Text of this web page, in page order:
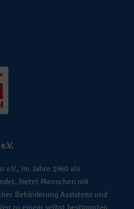
e.V., im Jahre 1960 als
bietet Menschen mit
Behinderung Assistenz und